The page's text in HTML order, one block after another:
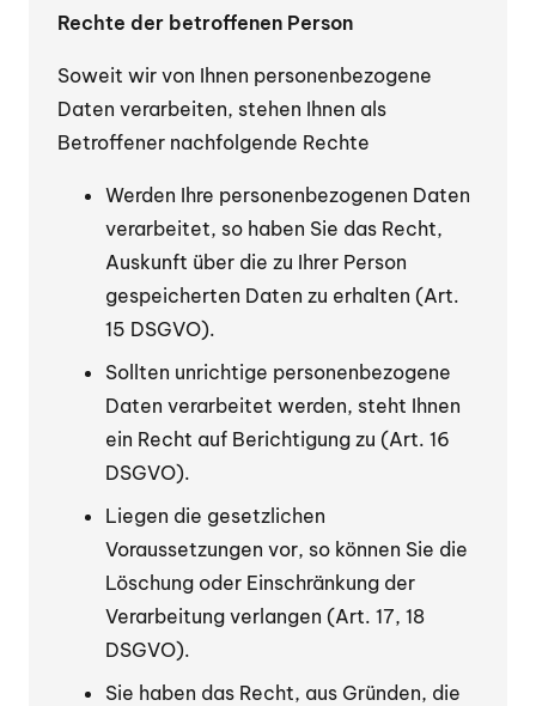
Rechte der betroffenen Person
Soweit wir von Ihnen personenbezogene
Daten verarbeiten, stehen Ihnen als
Betroffener nachfolgende Rechte
Werden Ihre personenbezogenen Daten
verarbeitet, so haben Sie das Recht,
Auskunft über die zu Ihrer Person
gespeicherten Daten zu erhalten (Art.
15 DSGVO).
Sollten unrichtige personenbezogene
Daten verarbeitet werden, steht Ihnen
ein Recht auf Berichtigung zu (Art. 16
DSGVO).
Liegen die gesetzlichen
Voraussetzungen vor, so können Sie die
Löschung oder Einschränkung der
Verarbeitung verlangen (Art. 17, 18
DSGVO).
Sie haben das Recht, aus Gründen, die